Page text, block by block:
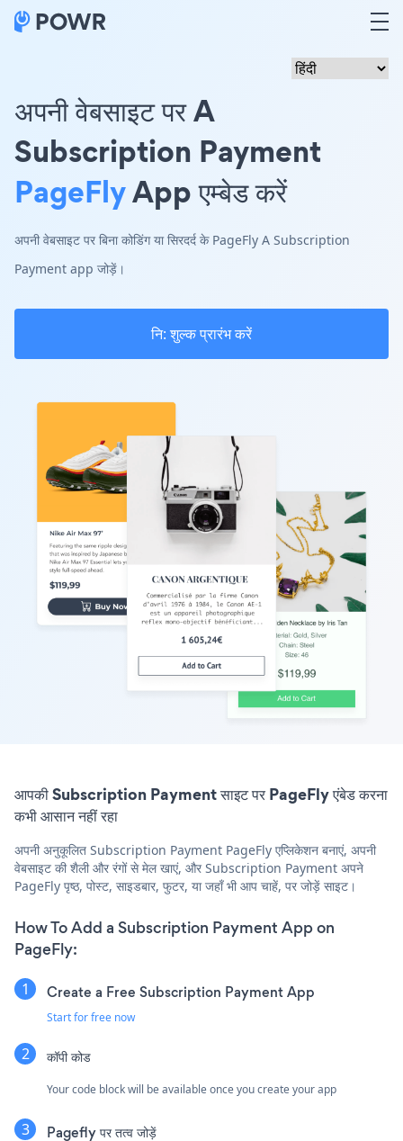
अपनी वेबसाइट पर A
Subscription Payment
PageFlyApp एम्बेड करें
अपनी वेबसाइट पर बिना कोडिंग या सिरदर्द के PageFly A Subscription
Payment app जोड़ें।
नि: शुल्क प्रारंभ करें
आपकी Subscription Payment साइट पर PageFly एंबेड करना
कभी आसान नहीं रहा
अपनी अनुकूलित Subscription Payment PageFly एप्लिकेशन बनाएं, अपनी
वेबसाइट की शैली और रंगों से मेल खाएं, और Subscription Payment अपने
PageFly पृष्ठ, पोस्ट, साइडबार, फुटर, या जहाँ भी आप चाहें, पर जोड़ें साइट।
How To Add a Subscription Payment App on
PageFly:
Create a Free Subscription Payment App
Start for free now
कॉपी कोड
Your code block will be available once you create your app
Pagefly पर तत्व जोड़ें